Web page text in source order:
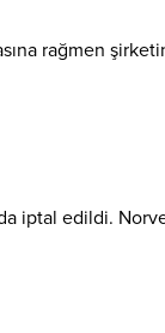
rağmen
iptal edildi.